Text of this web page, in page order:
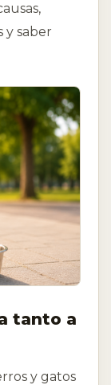
y saber
tanto a
y gatos